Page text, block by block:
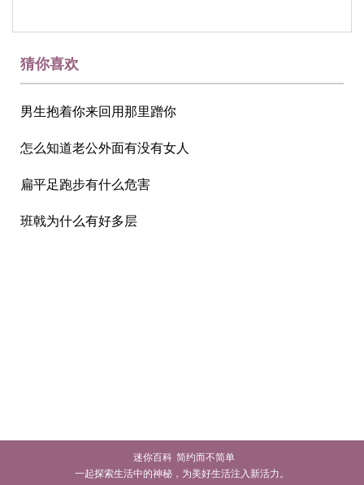
猜你喜欢
男生抱着你来回用那里蹭你
怎么知道老公外面有没有女人
扁平足跑步有什么危害
班戟为什么有好多层
迷你百科 简约而不简单
一起探索生活中的神秘，为美好生活注入新活力。